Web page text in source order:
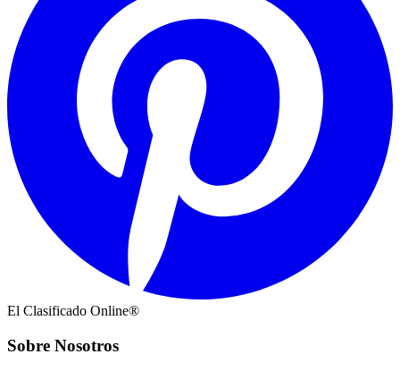
El Clasificado Online®
Sobre Nosotros